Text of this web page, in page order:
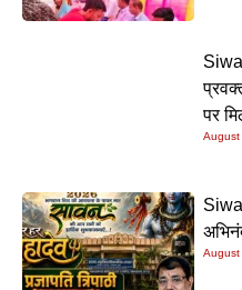
पर
August
August